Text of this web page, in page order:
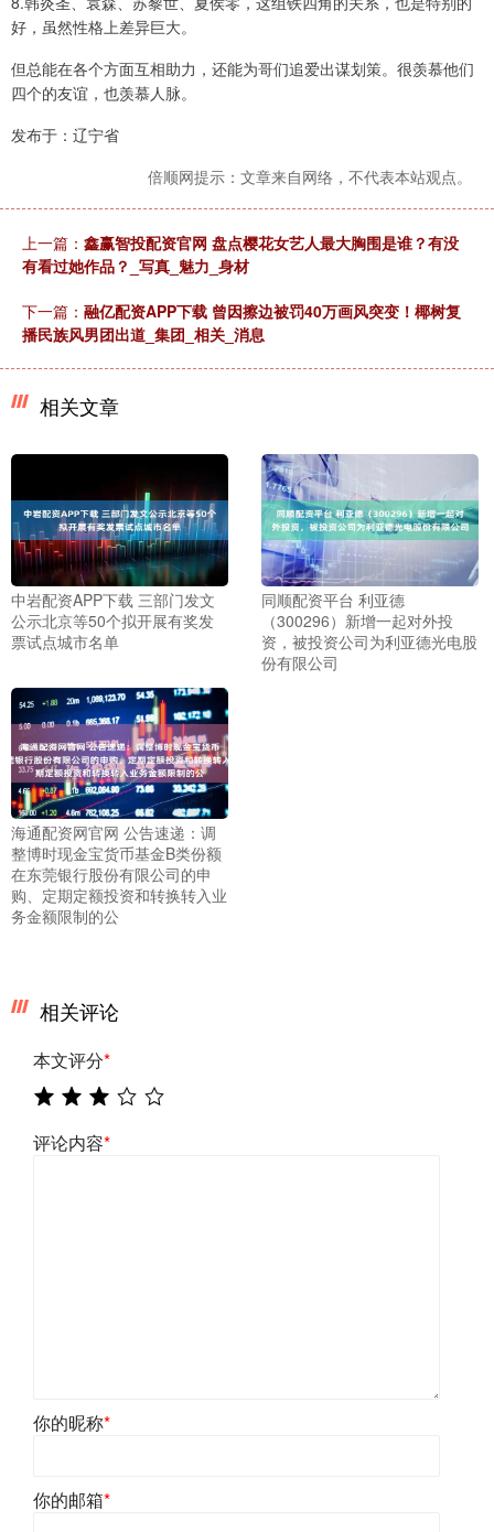
好，虽然性格上差异巨大。
但总能在各个方面互相助力，还能为哥们追爱出谋划策。很羡慕他们
四个的友谊，也羡慕人脉。
发布于：辽宁省
倍顺网提示：文章来自网络，不代表本站观点。
上一篇： 鑫赢智投配资官网 盘点樱花女艺人最大胸围是谁？有没
有看过她作品？_写真_魅力_身材
下一篇： 融亿配资APP下载 曾因擦边被罚40万画风突变！椰树复
播民族风男团出道_集团_相关_消息
相关文章
中岩配资APP下载 三部门发文
公示北京等50个拟开展有奖发
票试点城市名单
同顺配资平台 利亚德
（300296）新增一起对外投
资，被投资公司为利亚德光电股
份有限公司
海通配资网官网 公告速递：调
整博时现金宝货币基金B类份额
在东莞银行股份有限公司的申
购、定期定额投资和转换转入业
务金额限制的公
相关评论
本文评分*
评论内容*
你的昵称*
你的邮箱*